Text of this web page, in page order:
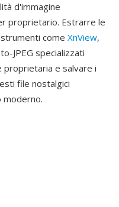
d'immagine
proprietario. Estrarre le
come XnView,
JPEG specializzati
e salvare i
file nostalgici
moderno.